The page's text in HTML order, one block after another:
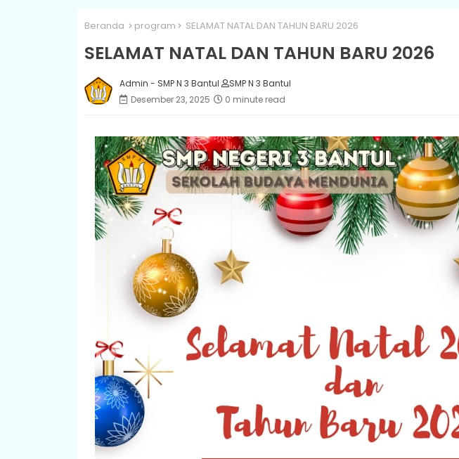
Beranda program SELAMAT NATAL DAN TAHUN BARU 2026
SELAMAT NATAL DAN TAHUN BARU 2026
Admin - SMP N 3 Bantul
SMP N 3 Bantul
Desember 23, 2025
0 minute read